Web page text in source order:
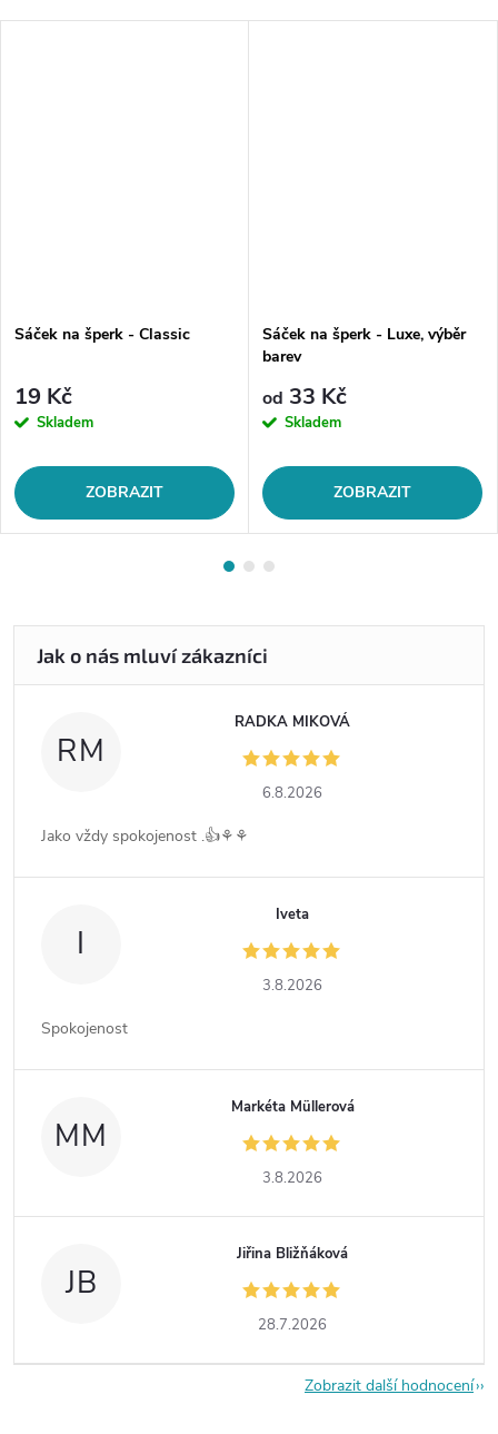
Sáček na šperk - Classic
19 Kč
Skladem
ZOBRAZIT
Sáček na šperk - Luxe, výběr
barev
od 33 Kč
Skladem
ZOBRAZIT
RM
RADKA MIKOVÁ
6.8.2026
Jako vždy spokojenost .👍⚘️⚘️
I
Iveta
3.8.2026
Spokojenost
MM
Markéta Müllerová
3.8.2026
JB
Jiřina Bližňáková
28.7.2026
Zobrazit další hodnocení